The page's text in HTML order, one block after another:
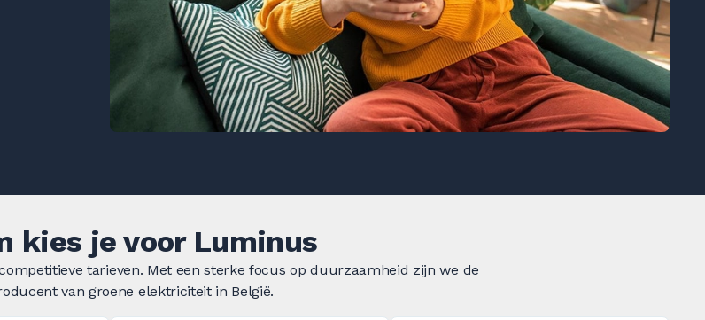
kies je voor Luminus
tarieven. Met een sterke focus op duurzaamheid zijn we de
van groene elektriciteit in België.